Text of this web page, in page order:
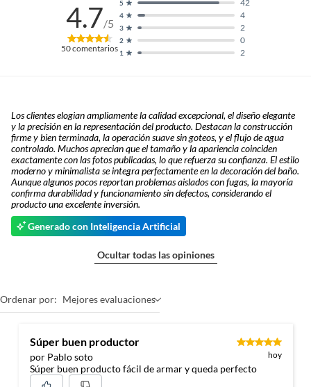
4.7/5
50comentarios 1 2
2 0
3 2
4 4
5 42
Los clientes elogian ampliamente la calidad excepcional, el diseño elegante
y la precisión en la representación del producto. Destacan la construcción
firme y bien terminada, la operación suave sin goteos, y el flujo de agua
controlado. Muchos aprecian que el tamaño y la apariencia coinciden
exactamente con las fotos publicadas, lo que refuerza su confianza. El estilo
moderno y minimalista se integra perfectamente en la decoración del baño.
Aunque algunos pocos reportan problemas aislados con fugas, la mayoría
confirma durabilidad y funcionamiento sin defectos, considerando el
producto una excelente inversión.
Generado con Inteligencia Artificial
Ocultar todas las opiniones
Ordenar por: Mejores evaluaciones
Súper buen productor
por Pablo soto hoy
Súper buen producto fácil de armar y queda perfecto